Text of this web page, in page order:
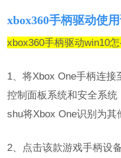
xbox360手柄驱动使
xbox360手柄驱动win10
1、将Xbox One手柄连
控制面板系统和安全系
shu将Xbox One识别为其
2、点击该款游戏手柄设